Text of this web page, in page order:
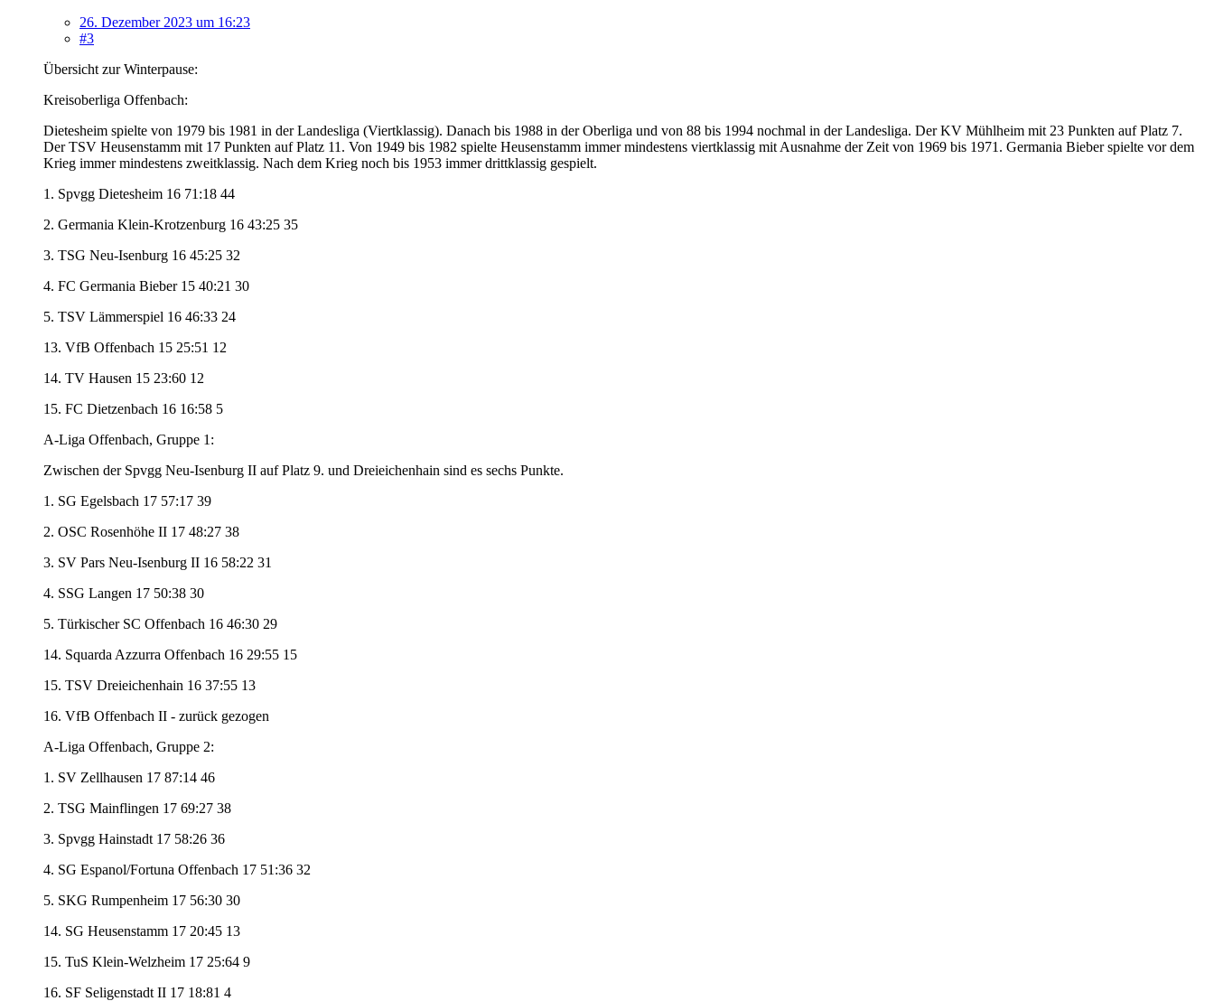
26. Dezember 2023 um 16:23
#3
Übersicht zur Winterpause:
Kreisoberliga Offenbach:
Dietesheim spielte von 1979 bis 1981 in der Landesliga (Viertklassig). Danach bis 1988 in der Oberliga und von 88 bis 1994 nochmal in der Landesliga. Der KV Mühlheim mit 23 Punkten auf Platz 7.
Der TSV Heusenstamm mit 17 Punkten auf Platz 11. Von 1949 bis 1982 spielte Heusenstamm immer mindestens viertklassig mit Ausnahme der Zeit von 1969 bis 1971. Germania Bieber spielte vor dem
Krieg immer mindestens zweitklassig. Nach dem Krieg noch bis 1953 immer drittklassig gespielt.
1. Spvgg Dietesheim 16 71:18 44
2. Germania Klein-Krotzenburg 16 43:25 35
3. TSG Neu-Isenburg 16 45:25 32
4. FC Germania Bieber 15 40:21 30
5. TSV Lämmerspiel 16 46:33 24
13. VfB Offenbach 15 25:51 12
14. TV Hausen 15 23:60 12
15. FC Dietzenbach 16 16:58 5
A-Liga Offenbach, Gruppe 1:
Zwischen der Spvgg Neu-Isenburg II auf Platz 9. und Dreieichenhain sind es sechs Punkte.
1. SG Egelsbach 17 57:17 39
2. OSC Rosenhöhe II 17 48:27 38
3. SV Pars Neu-Isenburg II 16 58:22 31
4. SSG Langen 17 50:38 30
5. Türkischer SC Offenbach 16 46:30 29
14. Squarda Azzurra Offenbach 16 29:55 15
15. TSV Dreieichenhain 16 37:55 13
16. VfB Offenbach II - zurück gezogen
A-Liga Offenbach, Gruppe 2:
1. SV Zellhausen 17 87:14 46
2. TSG Mainflingen 17 69:27 38
3. Spvgg Hainstadt 17 58:26 36
4. SG Espanol/Fortuna Offenbach 17 51:36 32
5. SKG Rumpenheim 17 56:30 30
14. SG Heusenstamm 17 20:45 13
15. TuS Klein-Welzheim 17 25:64 9
16. SF Seligenstadt II 17 18:81 4